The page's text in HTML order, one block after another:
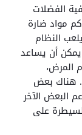
الفضلات
مواد ضارة
النظام
يمكن أن يساعد
المرض،
هناك بعض
البعض الآخر
على